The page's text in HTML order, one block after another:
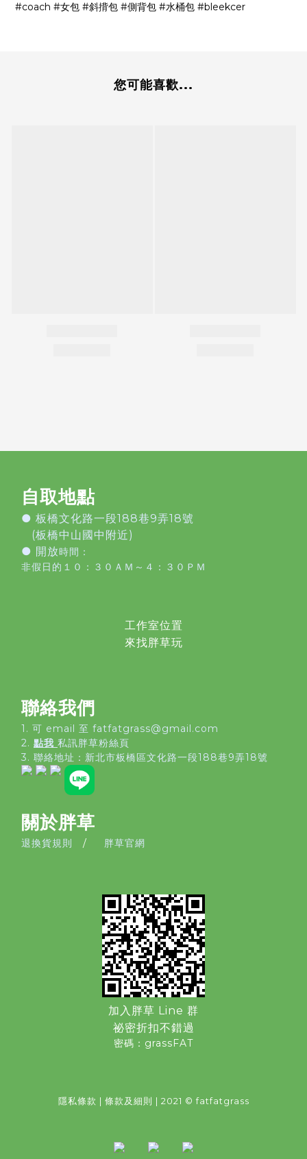
#coach #女包 #斜揹包 #側背包 #水桶包 #bleekcer
您可能喜歡...
自取地點
● 板橋文化路一段188巷9弄18號
(板橋中山國中附近)
● 開放時間：
非假日的１０：３０ＡＭ～４：３０ＰＭ
工作室位置
來找胖草玩
聯絡我們
1. 可 email 至 fatfatgrass@gmail.com
2. 點我 私訊胖草粉絲頁
3. 聯絡地址： 新北市板橋區文化路一段188巷9弄18號
關於胖草
退換貨規則 / 胖草官網
加入胖草 Line 群
祕密折扣不錯過
密碼：grassFAT
隱私條款 | 條款及細則 | 2021 © fatfatgrass